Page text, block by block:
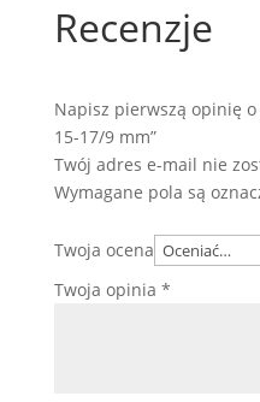
Recenzje
Napisz pierwszą opinię
15-17/9 mm”
Twój adres e-mail nie
Wymagane pola są
Twoja ocena
Twoja opinia *